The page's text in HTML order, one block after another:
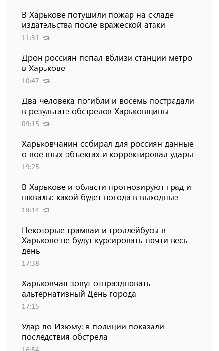
В Харькове потушили пожар на складе
издательства после вражеской атаки
11:31
Дрон россиян попал вблизи станции метро
в Харькове
10:47
Два человека погибли и восемь пострадали
в результате обстрелов Харьковщины
09:15
Харьковчанин собирал для россиян данные
о военных объектах и ​​корректировал удары
19:25
В Харькове и области прогнозируют град и
шквалы: какой будет погода в выходные
18:14
Некоторые трамваи и троллейбусы в
Харькове не будут курсировать почти весь
день
17:38
Харьковчан зовут отпраздновать
альтернативный День города
17:15
Удар по Изюму: в полиции показали
последствия обстрела